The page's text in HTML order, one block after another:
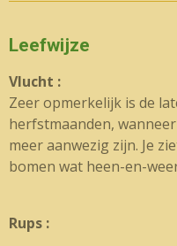
Leefwijze
Vlucht :
Zeer opmerkelijk is de
herfstmaanden,
meer aanwezig zijn. Je
bomen wat heen-en-
Rups :